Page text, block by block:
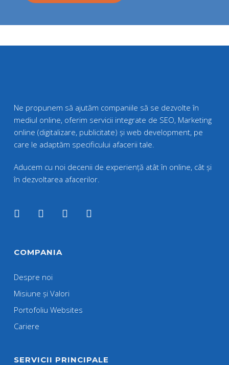
Ne propunem să ajutăm companiile să se dezvolte în
mediul online, oferim servicii integrate de SEO, Marketing
online (digitalizare, publicitate) și web development, pe
care le adaptăm specificului afacerii tale.
Aducem cu noi decenii de experiență atât în online, cât și
în dezvoltarea afacerilor.
COMPANIA
Despre noi
Misiune și Valori
Portofoliu Websites
Cariere
SERVICII PRINCIPALE